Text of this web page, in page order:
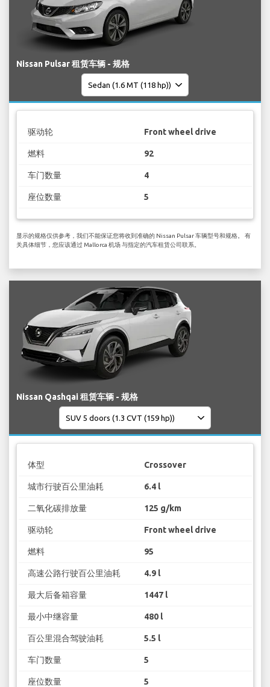
Nissan Pulsar 租赁车辆 - 规格
驱动轮 Front wheel drive
燃料 92
车门数量 4
座位数量 5
显示的规格仅供参考，我们不能保证您将收到准确的 Nissan Pulsar 车辆型号和规格。 有
关具体细节，您应该通过 Mallorca 机场 与指定的汽车租赁公司联系。
Nissan Qashqai 租赁车辆 - 规格
体型 Crossover
城市行驶百公里油耗 6.4 l
二氧化碳排放量 125 g/km
驱动轮 Front wheel drive
燃料 95
高速公路行驶百公里油耗 4.9 l
最大后备箱容量 1447 l
最小中继容量 480 l
百公里混合驾驶油耗 5.5 l
车门数量 5
座位数量 5